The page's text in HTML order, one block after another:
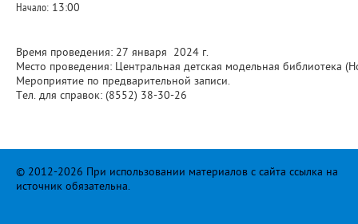
Начало: 13:00
Время проведения: 27 января 2024 г.
Место проведения: Центральная детская модельная библиотека
Мероприятие по предварительной записи.
Тел. для справок: (8552) 38-30-26
© 2012-2026 При использовании материалов с сайта ссылка на
источник обязательна.